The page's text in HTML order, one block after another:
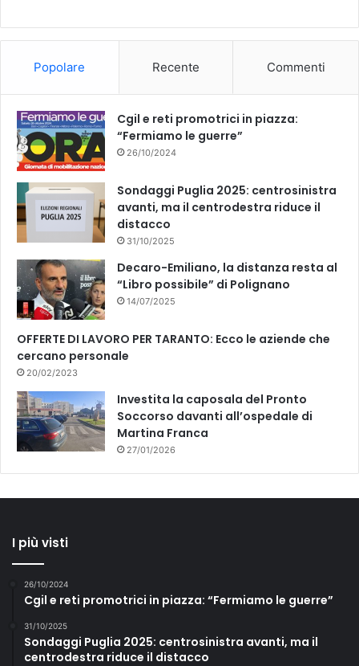
k
Popolare Recente Commenti
Cgil e reti promotrici in piazza:
“Fermiamo le guerre”
26/10/2024
Sondaggi Puglia 2025: centrosinistra
avanti, ma il centrodestra riduce il
distacco
31/10/2025
Decaro-Emiliano, la distanza resta al
“Libro possibile” di Polignano
14/07/2025
OFFERTE DI LAVORO PER TARANTO: Ecco le aziende che
cercano personale
20/02/2023
Investita la caposala del Pronto
Soccorso davanti all’ospedale di
Martina Franca
27/01/2026
I più visti
26/10/2024
Cgil e reti promotrici in piazza: “Fermiamo le guerre”
31/10/2025
Sondaggi Puglia 2025: centrosinistra avanti, ma il
centrodestra riduce il distacco